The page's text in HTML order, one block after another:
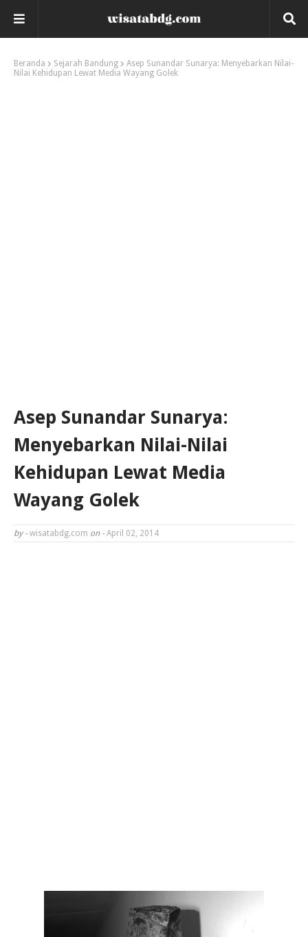
Beranda Sejarah Bandung
Asep Sunandar Sunarya: Menyebarkan Nilai-
Nilai Kehidupan Lewat Media Wayang Golek
Asep Sunandar Sunarya:
Menyebarkan Nilai-Nilai
Kehidupan Lewat Media
Wayang Golek
by - wisatabdg.com on - April 02, 2014